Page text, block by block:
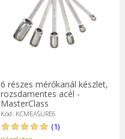
6 részes mérőkanál készlet,
rozsdamentes acél -
MasterClass
Kód: KCMEASURE6
(1)